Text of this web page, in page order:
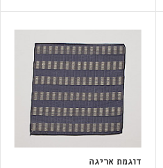
דוגמת אריגה